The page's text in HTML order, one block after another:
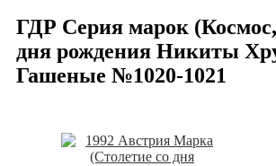
ГДР Серия марок (Космос,
дня рождения Никиты
Гашеные №1020-1021